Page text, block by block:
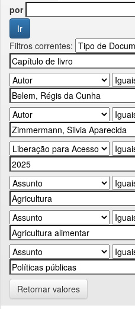
por
Filtros correntes:
Retornar valores